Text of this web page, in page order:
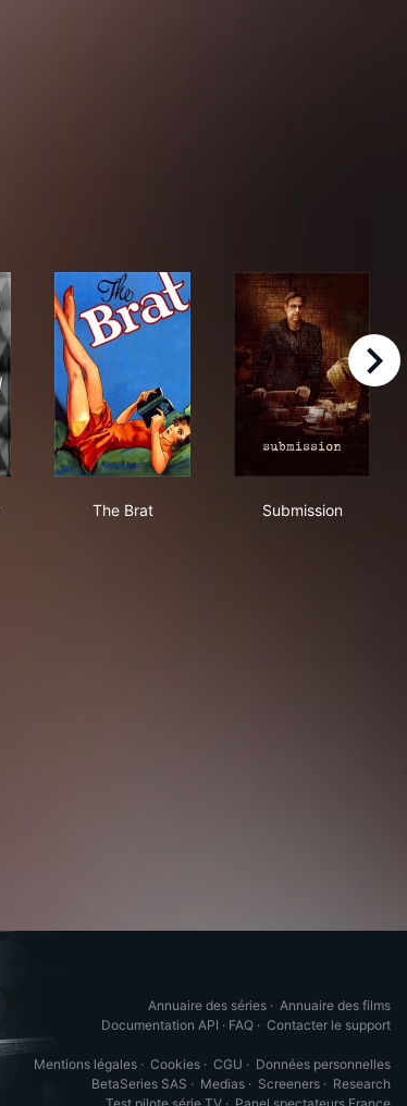
The Brat
Submission
right
Annuaire des séries · Annuaire des films
Documentation API · FAQ · Contacter le support
Mentions légales · Cookies · CGU · Données personnelles
BetaSeries SAS · Medias · Screeners · Research